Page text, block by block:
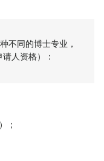
不同的博士专业，
人资格）：
；